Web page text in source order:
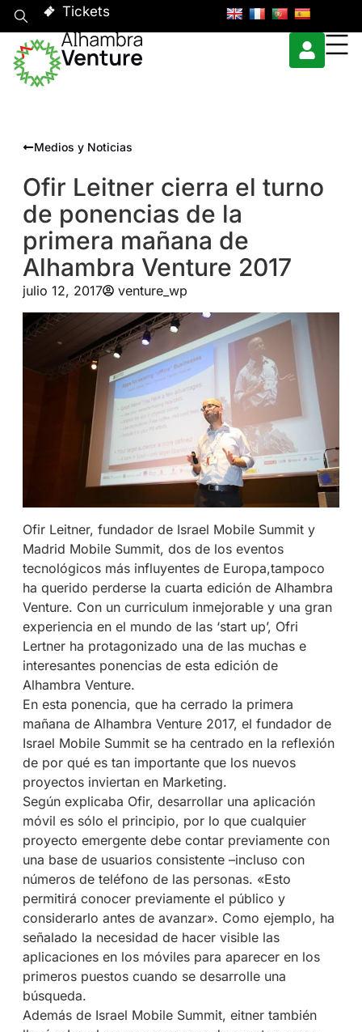
Tickets
Medios y Noticias
Ofir Leitner cierra el turno
de ponencias de la
primera mañana de
Alhambra Venture 2017
julio 12, 2017 venture_wp
Ofir Leitner, fundador de Israel Mobile Summit y
Madrid Mobile Summit, dos de los eventos
tecnológicos más influyentes de Europa,tampoco
ha querido perderse la cuarta edición de Alhambra
Venture. Con un curriculum inmejorable y una gran
experiencia en el mundo de las ‘start up’, Ofri
Lertner ha protagonizado una de las muchas e
interesantes ponencias de esta edición de
Alhambra Venture.
En esta ponencia, que ha cerrado la primera
mañana de Alhambra Venture 2017, el fundador de
Israel Mobile Summit se ha centrado en la reflexión
de por qué es tan importante que los nuevos
proyectos inviertan en Marketing.
Según explicaba Ofir, desarrollar una aplicación
móvil es sólo el principio, por lo que cualquier
proyecto emergente debe contar previamente con
una base de usuarios consistente –incluso con
números de teléfono de las personas. «Esto
permitirá conocer previamente el público y
considerarlo antes de avanzar». Como ejemplo, ha
señalado la necesidad de hacer visible las
aplicaciones en los móviles para aparecer en los
primeros puestos cuando se desarrolle una
búsqueda.
Además de Israel Mobile Summit, eitner también